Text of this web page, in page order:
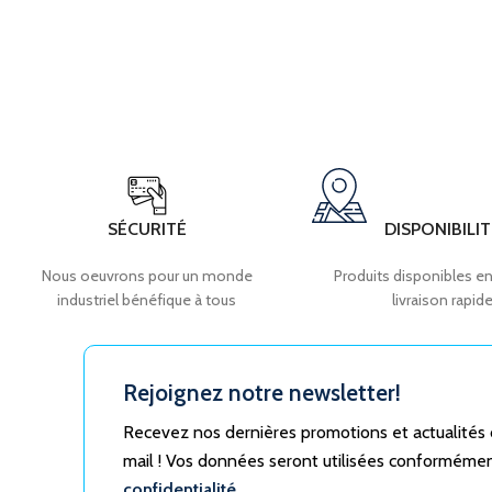
SÉCURITÉ
Nous oeuvrons pour un monde
industriel bénéfique à tous
Produits disponibles
livraison rapide
Rejoignez notre newsletter!
Recevez nos dernières promotions et
mail ! Vos données seront utilisées